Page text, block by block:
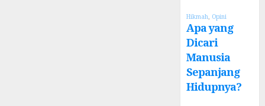
Hikmah, Opini
Apa yang
Dicari
Manusia
Sepanjang
Hidupnya?